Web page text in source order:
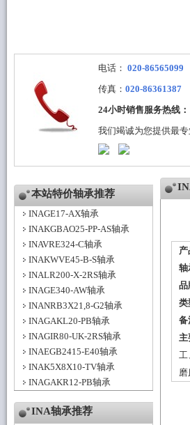
电话： 020-86565099
传真： 020-86361387
24小时销售服务热线：
我们竭诚为您提供最专
本站特价轴承推荐
INAGE17-AX轴承
INAKGBAO25-PP-AS轴承
INAVRE324-C轴承
INAKWVE45-B-S轴承
INALR200-X-2RS轴承
INAGE340-AW轴承
INANRB3X21,8-G2轴承
INAGAKL20-PB轴承
INAGIR80-UK-2RS轴承
INAEGB2415-E40轴承
INAK5X8X10-TV轴承
INAGAKR12-PB轴承
INA轴承推荐
轴
品
类
备
主
工
磨